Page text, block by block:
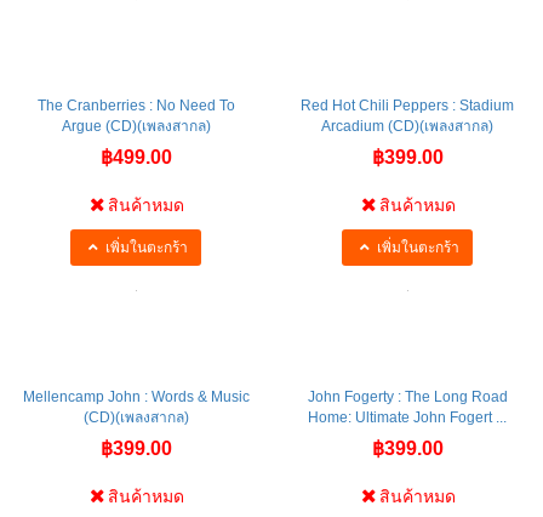
The Cranberries : No Need To
Argue (CD)(เพลงสากล)
สินค้าหมด
เพิ่มในตะกร้า
Red Hot Chili Peppers : Stadium
Arcadium (CD)(เพลงสากล)
สินค้าหมด
เพิ่มในตะกร้า
Mellencamp John : Words & Music
(CD)(เพลงสากล)
John Fogerty : The Long Road
Home: Ultimate John Fogert ...